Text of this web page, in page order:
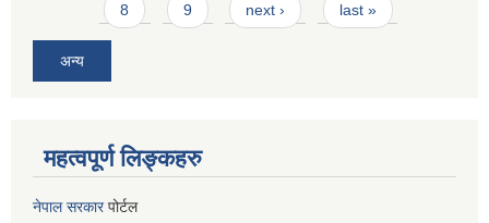
8 9 next › last »
अन्य
महत्वपूर्ण लिङ्कहरु
नेपाल सरकारपोर्टल